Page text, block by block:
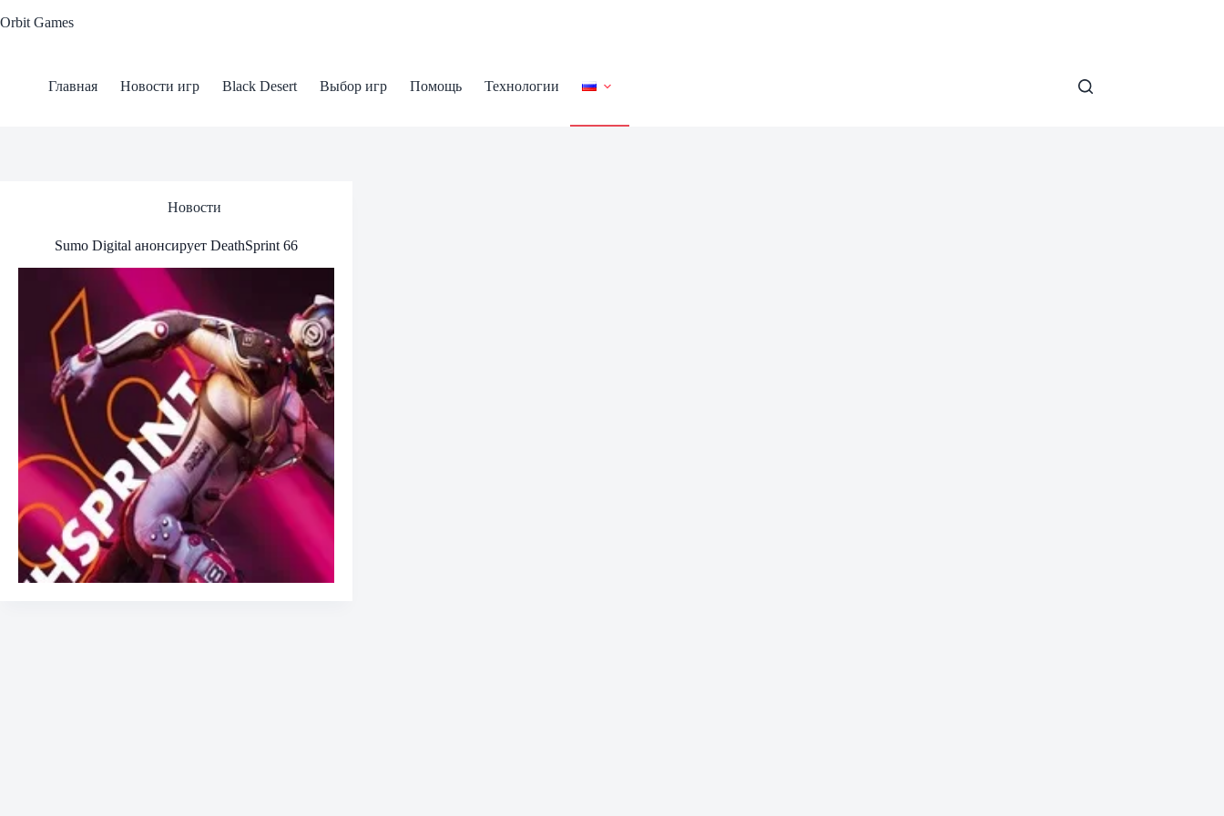
to
Orbit Games
Главная Новости игр Black Desert Выбор игр Помощь Технологии
Новости
Sumo Digital анонсирует DeathSprint 66